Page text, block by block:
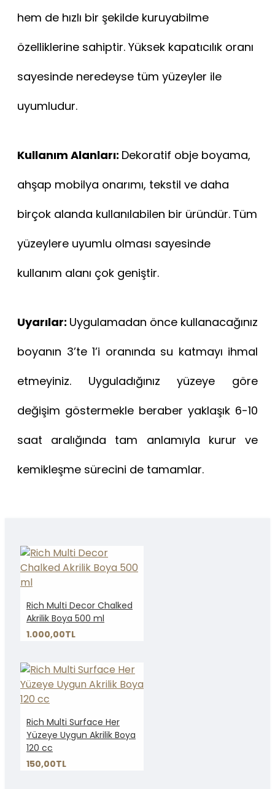
hem de hızlı bir şekilde kuruyabilme
özelliklerine sahiptir. Yüksek kapatıcılık oranı
sayesinde neredeyse tüm yüzeyler ile
uyumludur.
Kullanım Alanları: Dekoratif obje boyama,
ahşap mobilya onarımı, tekstil ve daha
birçok alanda kullanılabilen bir üründür. Tüm
yüzeylere uyumlu olması sayesinde
kullanım alanı çok geniştir.
Uyarılar: Uygulamadan önce kullanacağınız
boyanın 3’te 1’i oranında su katmayı ihmal
etmeyiniz. Uyguladığınız yüzeye göre
değişim göstermekle beraber yaklaşık 6-10
saat aralığında tam anlamıyla kurur ve
kemikleşme sürecini de tamamlar.
Rich Multi Decor Chalked
Akrilik Boya 500 ml
1.000,00TL
Rich Multi Surface Her
Yüzeye Uygun Akrilik Boya
120 cc
150,00TL